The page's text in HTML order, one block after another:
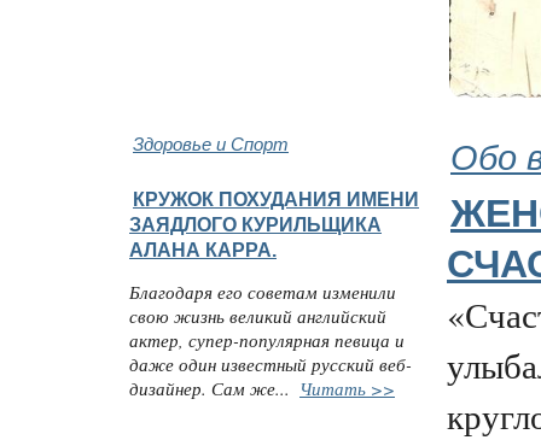
Здоровье и Спорт Обо
КРУЖОК ПОХУДАНИЯ ИМЕНИ
ЗАЯДЛОГО КУРИЛЬЩИКА
АЛАНА КАРРА.
Благодаря его советам изменили
свою жизнь великий английский
актер, супер-популярная певица и
даже один известный русский веб-
дизайнер. Сам же... Читать >>